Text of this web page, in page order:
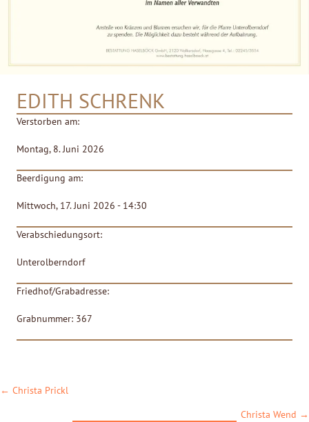
EDITH SCHRENK
Verstorben am:
Montag, 8. Juni 2026
Beerdigung am:
Mittwoch, 17. Juni 2026 - 14:30
Verabschiedungsort:
Unterolberndorf
Friedhof/Grabadresse:
Grabnummer: 367
POSTS
← Christa Prickl
Christa Wend →